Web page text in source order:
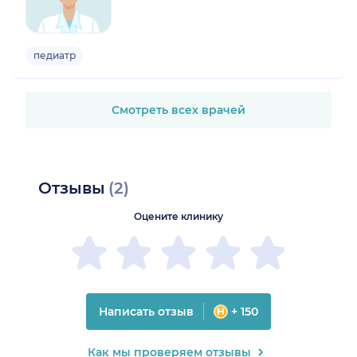
педиатр
Смотреть всех врачей
Отзывы (2)
Оцените клинику
Написать отзыв + 150
Как мы проверяем отзывы